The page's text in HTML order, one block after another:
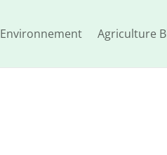
Environnement Agriculture